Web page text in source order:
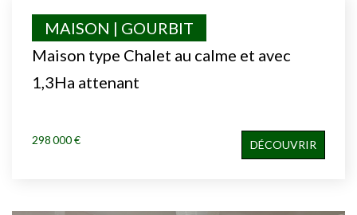
Maison type Chalet au calme et avec
1,3Ha attenant
MAISON | GOURBIT
298 000 € DÉCOUVRIR